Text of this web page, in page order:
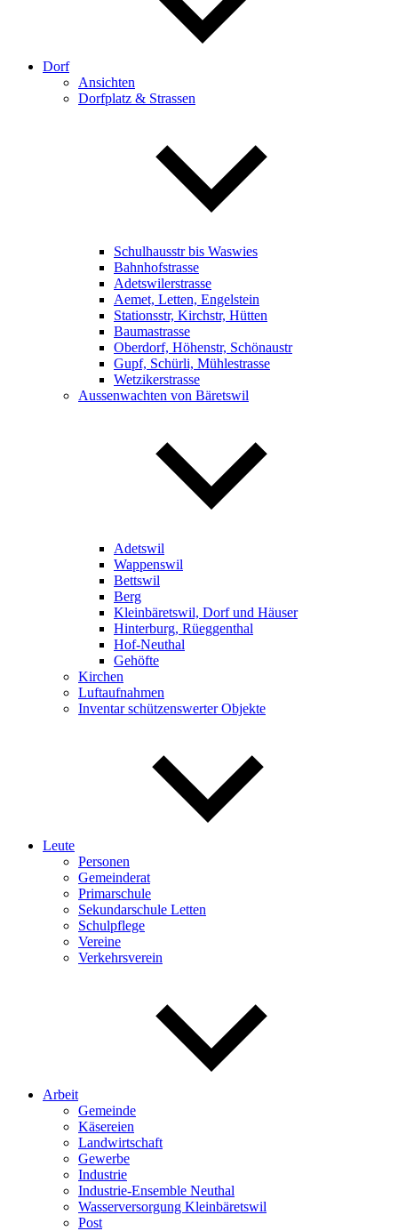
Dorf
Ansichten
Dorfplatz & Strassen
Schulhausstr bis Waswies
Bahnhofstrasse
Adetswilerstrasse
Aemet, Letten, Engelstein
Stationsstr, Kirchstr, Hütten
Baumastrasse
Oberdorf, Höhenstr, Schönaustr
Gupf, Schürli, Mühlestrasse
Wetzikerstrasse
Aussenwachten von Bäretswil
Adetswil
Wappenswil
Bettswil
Berg
Kleinbäretswil, Dorf und Häuser
Hinterburg, Rüeggenthal
Hof-Neuthal
Gehöfte
Kirchen
Luftaufnahmen
Inventar schützenswerter Objekte
Leute
Personen
Gemeinderat
Primarschule
Sekundarschule Letten
Schulpflege
Vereine
Verkehrsverein
Arbeit
Gemeinde
Käsereien
Landwirtschaft
Gewerbe
Industrie
Industrie-Ensemble Neuthal
Wasserversorgung Kleinbäretswil
Post